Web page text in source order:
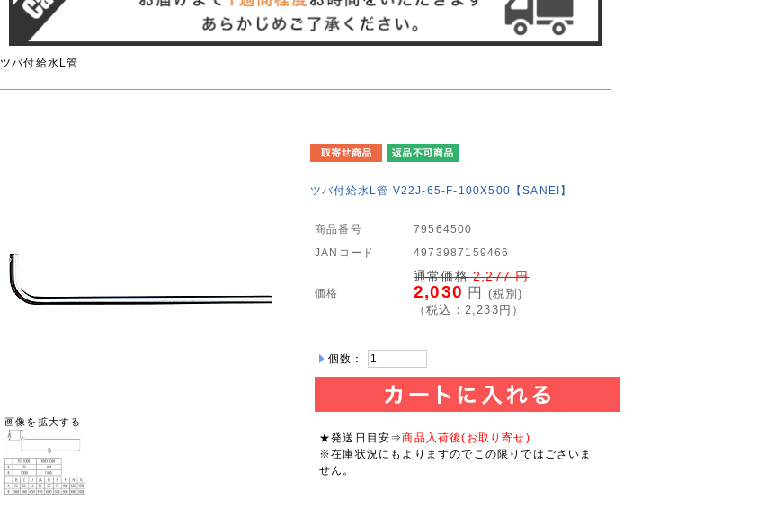
ツバ付給水L管
画像を拡大する
ツバ付給水L管 V22J-65-F-100X500【SANEI】
商品番号
79564500
JANコード
4973987159466
価格
通常価格2,277円
2,030 円 (税別)
（税込： 2,233 円）
個数：
★発送日目安⇒商品入荷後(お取り寄せ)
※在庫状況にもよりますのでこの限りではございま
せん。